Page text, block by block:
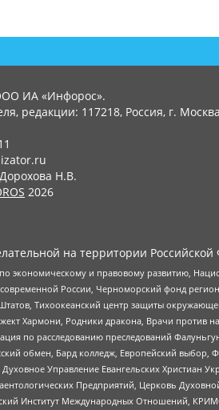
ИА «Инфорос».
редакции: 117218, Россия, г.
Н.В.
2026
на территории
экономическому и правовому развитию,
России, Черноморский фонд
Тихоокеанский центр защиты
Хармони, Родники дракона, Врачи против
по расследованию преследований
обмен, Бард колледж, Европейский выбор,
Управление Евангельских Христиан
Предприятий, Церковь
Институт Международных Отношений,